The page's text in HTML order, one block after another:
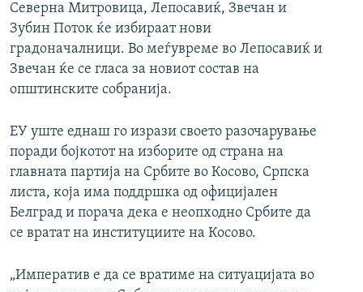
Северна Митровица, Лепосавиќ, Звечан и
Зубин Поток ќе избираат нови
градоначалници. Во меѓувреме во Лепосавиќ и
Звечан ќе се гласа за новиот состав на
општинските собранија.
ЕУ уште еднаш го изрази своето разочарување
поради бојкотот на изборите од страна на
главната партија на Србите во Косово, Српска
листа, која има поддршка од официјален
Белград и порача дека е неопходно Србите да
се вратат на институциите на Косово.
„Императив е да се вратиме на ситуацијата во